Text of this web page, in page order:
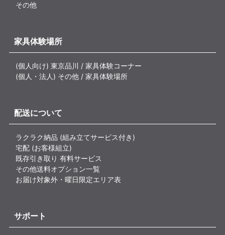
その他
家具体験場所
(個人向け) 東京品川 / 家具体験コーナー
(個人・法人) その他 / 家具体験場所
配送について
ラクラク納品 (組み立てサービス付き)
宅配 (お客様組立)
既存引き取り 有料サービス
その他送料オプション一覧
お届け対象外・曜日限定エリア表
サポート